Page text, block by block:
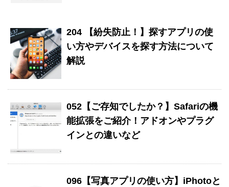
204 【紛失防止！】探すアプリの使
い方やデバイスを探す方法について
解説
052【ご存知でしたか？】Safariの機
能拡張をご紹介！アドオンやプラグ
インとの違いなど
096【写真アプリの使い方】iPhotoと